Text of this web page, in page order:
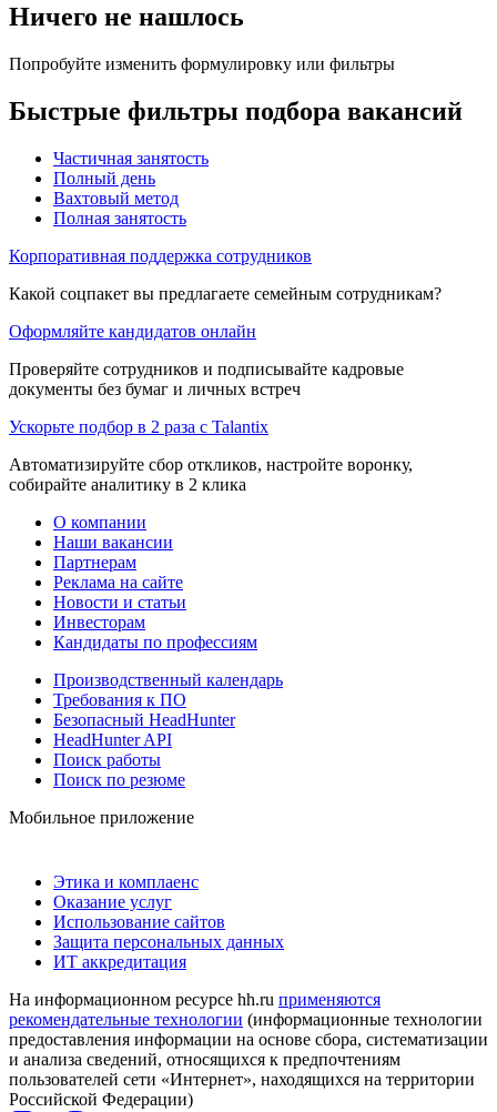
Ничего не нашлось
Попробуйте изменить формулировку или фильтры
Быстрые фильтры подбора вакансий
Частичная занятость
Полный день
Вахтовый метод
Полная занятость
Корпоративная поддержка сотрудников
Какой соцпакет вы предлагаете семейным сотрудникам?
Оформляйте кандидатов онлайн
Проверяйте сотрудников и подписывайте кадровые
документы без бумаг и личных встреч
Ускорьте подбор в 2 раза с Talantix
Автоматизируйте сбор откликов, настройте воронку,
собирайте аналитику в 2 клика
О компании
Наши вакансии
Партнерам
Реклама на сайте
Новости и статьи
Инвесторам
Кандидаты по профессиям
Производственный календарь
Требования к ПО
Безопасный HeadHunter
HeadHunter API
Поиск работы
Поиск по резюме
Мобильное приложение
Этика и комплаенс
Оказание услуг
Использование сайтов
Защита персональных данных
ИТ аккредитация
На информационном ресурсе hh.ru применяются
рекомендательные технологии (информационные технологии
предоставления информации на основе сбора, систематизации
и анализа сведений, относящихся к предпочтениям
пользователей сети «Интернет», находящихся на территории
Российской Федерации)